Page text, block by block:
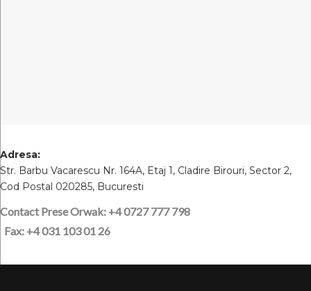
Adresa:
Str. Barbu Vacarescu Nr. 164A, Etaj 1, Cladire Birouri, Sector 2,
Cod Postal 020285, Bucuresti
Contact Prese Orwak: +4 0727 777 798
Fax: +4 031 103 01 26